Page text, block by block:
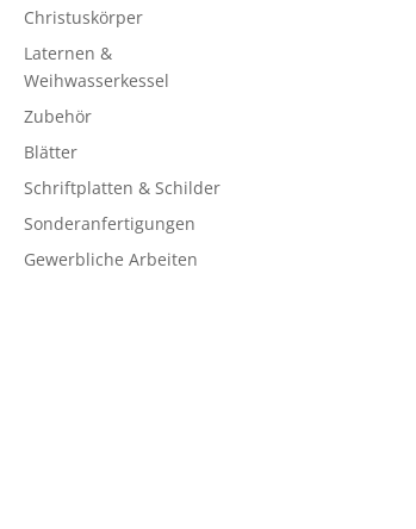
Christuskörper
Laternen &
Weihwasserkessel
Zubehör
Blätter
Schriftplatten & Schilder
Sonderanfertigungen
Gewerbliche Arbeiten